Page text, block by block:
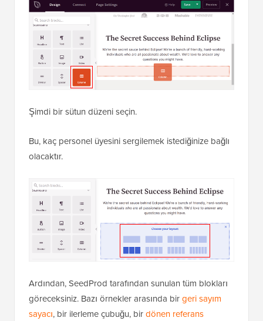
Şimdi bir sütun düzeni seçin.
Bu, kaç personel üyesini sergilemek istediğinize bağlı
olacaktır.
Ardından, SeedProd tarafından sunulan tüm blokları
göreceksiniz. Bazı örnekler arasında birgeri sayım
sayacı, bir ilerleme çubuğu, birdönen referans